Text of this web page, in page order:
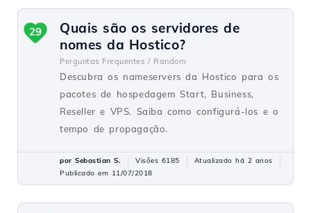
Quais são os servidores de
nomes da Hostico?
Perguntas Frequentes / Random
Descubra os nameservers da Hostico para os
pacotes de hospedagem Start, Business,
Reseller e VPS. Saiba como configurá-los e o
tempo de propagação.
29
por Sebastian S. Visões 6185
Atualizado há 2 anos
Publicado em 11/07/2018